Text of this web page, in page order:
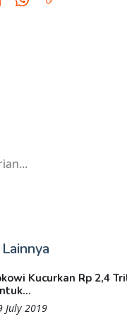
Kucurkan Rp 2,4
July 2019